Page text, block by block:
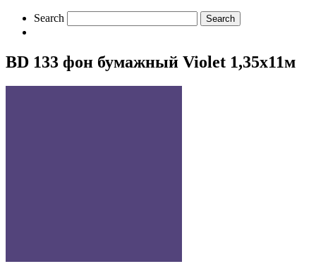
Search
BD 133 фон бумажный Violet 1,35х11м